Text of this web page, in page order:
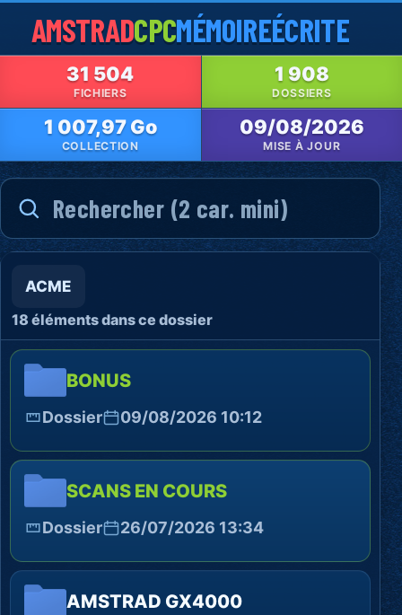
AMSTRADCPCMÉMOIREÉCRITE
31 504
FICHIERS
1 908
DOSSIERS
1 007,97 Go
COLLECTION
09/08/2026
MISE À JOUR
ACME
18 éléments dans ce dossier
BONUS
Dossier 09/08/2026 10:12
SCANS EN COURS
Dossier 26/07/2026 13:34
AMSTRAD GX4000